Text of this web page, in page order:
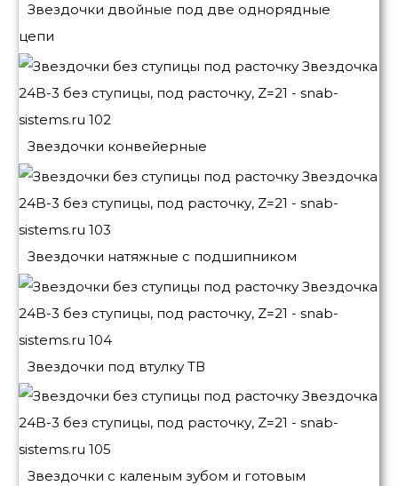
Звездочки двойные под две однорядные
цепи
Звездочки конвейерные
Звездочки натяжные с подшипником
Звездочки под втулку ТВ
Звездочки с каленым зубом и готовым